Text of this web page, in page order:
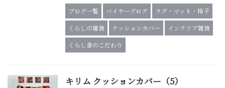
ブログ一覧 バイヤーブログ
ラグ・マット・椅子
くらしの雑貨
クッションカバー
インテリア雑貨
くらし舎のこだわり
キリム クッションカバー（5）